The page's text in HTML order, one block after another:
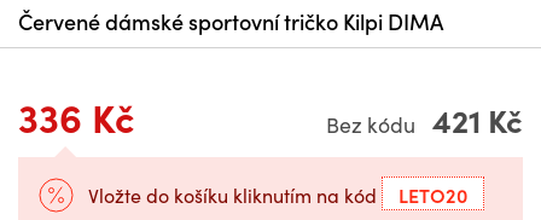
Červené dámské sportovní tričko Kilpi DIMA
336 Kč Bez kódu 421 Kč
Vložte do košíku kliknutím na kód LETO20